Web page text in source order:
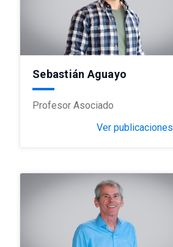
Sebastián Aguayo
Profesor Asociado
Ver publicaciones